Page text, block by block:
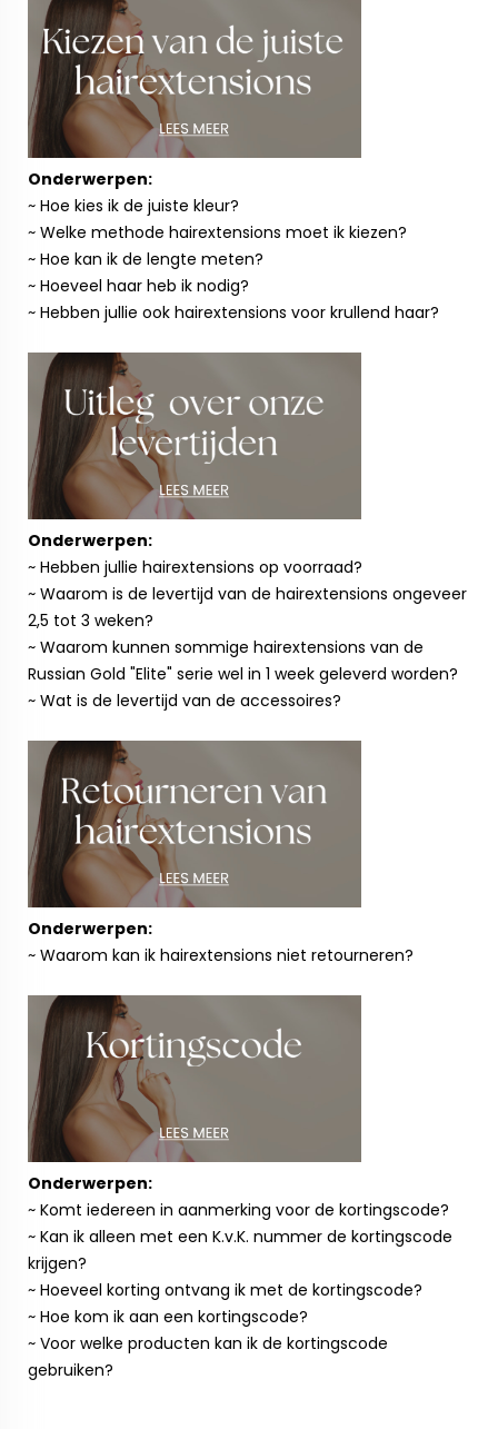
Onderwerpen:
~ Hoe kies ik de juiste kleur?
~ Welke methode hairextensions moet ik kiezen?
~ Hoe kan ik de lengte meten?
~ Hoeveel haar heb ik nodig?
~ Hebben jullie ook hairextensions voor krullend haar?
Onderwerpen:
~ Hebben jullie hairextensions op voorraad?
~ Waarom is de levertijd van de hairextensions ongeveer
2,5 tot 3 weken?
~ Waarom kunnen sommige hairextensions van de
Russian Gold "Elite" serie wel in 1 week geleverd worden?
~ Wat is de levertijd van de accessoires?
Onderwerpen:
~ Waarom kan ik hairextensions niet retourneren?
Onderwerpen:
~ Komt iedereen in aanmerking voor de kortingscode?
~ Kan ik alleen met een K.v.K. nummer de kortingscode
krijgen?
~ Hoeveel korting ontvang ik met de kortingscode?
~ Hoe kom ik aan een kortingscode?
~ Voor welke producten kan ik de kortingscode
gebruiken?